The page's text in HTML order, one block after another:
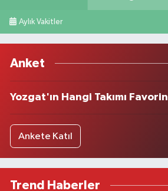
Aylık Vakitler
Anket
Yozgat'ın Hangi Takımı Favorin
Ankete Katıl
Trend Haberler